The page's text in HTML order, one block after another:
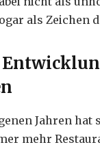
als Zeichen
Jahren hat
mehr